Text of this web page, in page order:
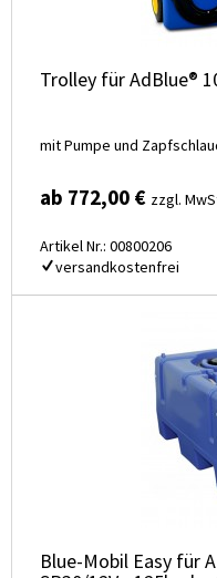
Trolley für AdBlue®
mit Pumpe und
ab 772,00 € zzgl.
Artikel Nr.: 00800206
versandkostenfrei
Blue-Mobil Easy für